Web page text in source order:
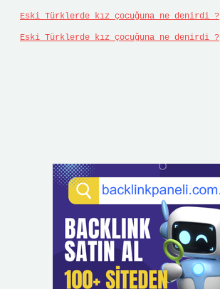
Eski Türklerde kız çocuğuna ne denirdi ?
Eski Türklerde kız çocuğuna ne denirdi ?